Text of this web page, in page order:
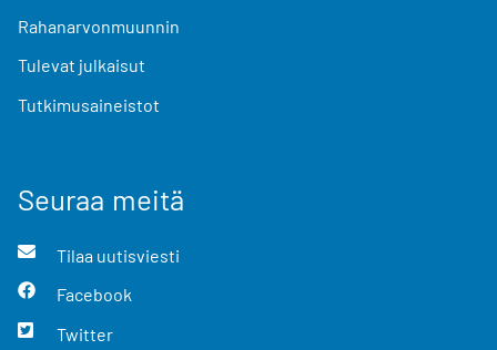
Rahanarvonmuunnin
Tulevat julkaisut
Tutkimusaineistot
Seuraa meitä
Tilaa uutisviesti
Facebook
Twitter